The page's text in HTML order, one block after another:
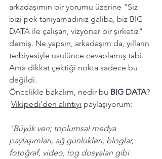
arkadaşımın bir yorumu üzerine "Siz
bizi pek tanıyamadınız galiba, biz BIG
DATA ile çalışan, vizyoner bir şirketiz"
demiş. Ne yapsın, arkadaşım da, yılların
terbiyesiyle usulünce cevaplamış tabi.
Ama dikkat çektiği nokta sadece bu
değildi.
Öncelikle bakalım, nedir bu BIG DATA?
Vikipedi'den alıntıyı paylaşıyorum:
"Büyük veri; toplumsal medya
paylaşımları, ağ günlükleri, bloglar,
fotoğraf, video, log dosyaları gibi